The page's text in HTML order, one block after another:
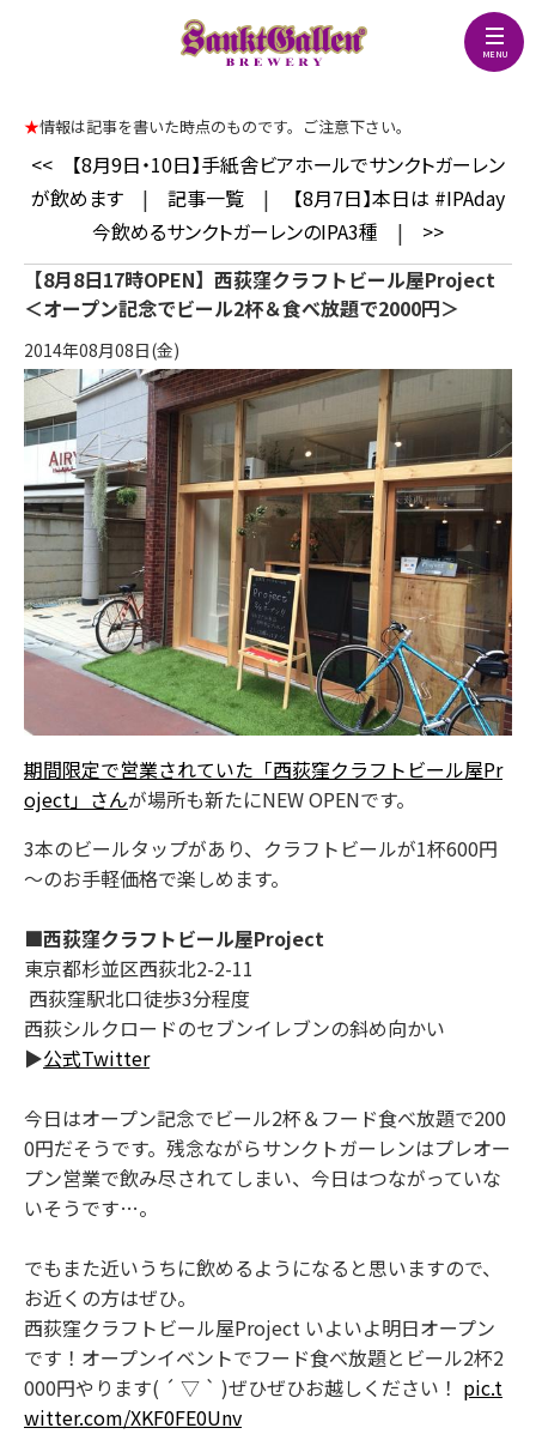
★情報は記事を書いた時点のものです。ご注意下さい。
<<
【8月9日・10日】手紙舎ビアホールでサンクトガーレン
が飲めます | 記事一覧 |
【8月7日】本日は #IPAday
今飲めるサンクトガーレンのIPA3種 | >>
【8月8日17時OPEN】西荻窪クラフトビール屋Project
＜オープン記念でビール2杯＆食べ放題で2000円＞
2014年08月08日(金)
期間限定で営業されていた「西荻窪クラフトビール屋Pr
oject」さんが場所も新たにNEW OPENです。
3本のビールタップがあり、クラフトビールが1杯600円
～のお手軽価格で楽しめます。
■西荻窪クラフトビール屋Project
東京都杉並区西荻北2-2-11
西荻窪駅北口徒歩3分程度
西荻シルクロードのセブンイレブンの斜め向かい
▶公式Twitter
今日はオープン記念でビール2杯＆フード食べ放題で200
0円だそうです。残念ながらサンクトガーレンはプレオー
プン営業で飲み尽されてしまい、今日はつながっていな
いそうです…。
でもまた近いうちに飲めるようになると思いますので、
お近くの方はぜひ。
西荻窪クラフトビール屋Project いよいよ明日オープン
です！オープンイベントでフード食べ放題とビール2杯2
000円やります( ´ ▽ ` )ぜひぜひお越しください！ pic.t
witter.com/XKF0FE0Unv